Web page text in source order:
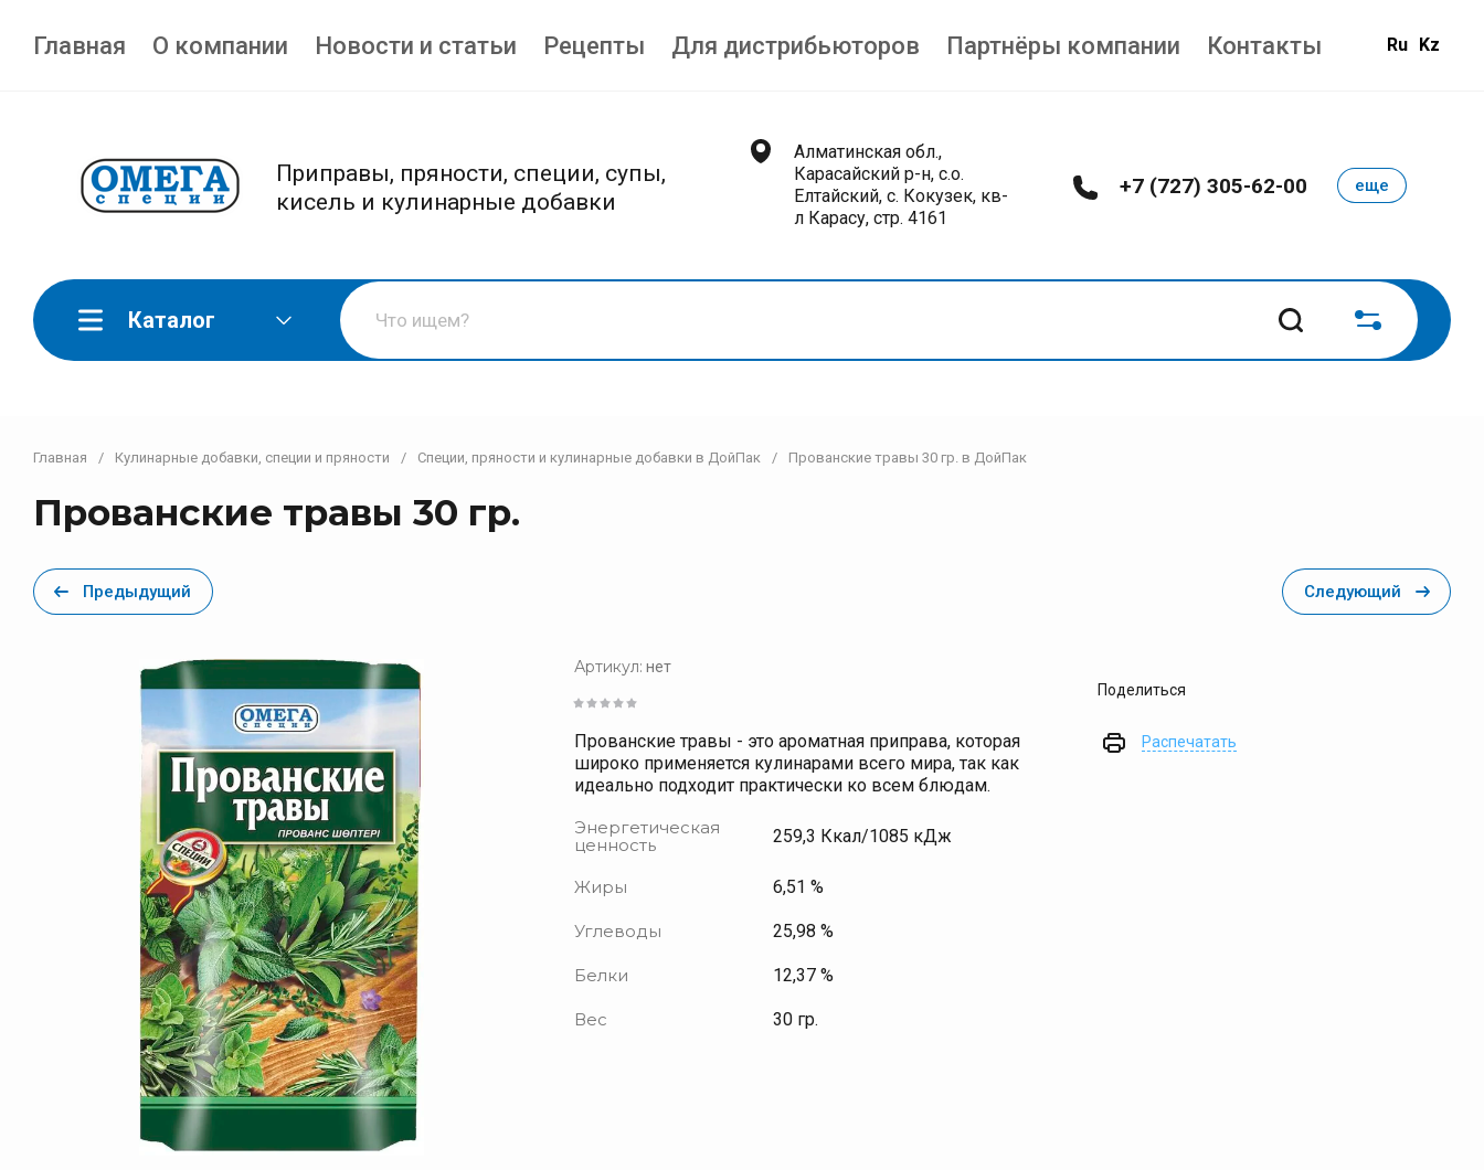
Главная О компании Новости и статьи Рецепты Для дистрибьюторов Партнёры компании Контакты Ru Kz
Приправы, пряности, специи, супы,
кисель и кулинарные добавки
Алматинская обл.,
Карасайский р-н, с.о.
Елтайский, с. Кокузек, кв-
л Карасу, стр. 4161
+7 (727) 305-62-00 еще
Красный
Приправы 30 гр. Premium
Продукция в тубах
Каталог
Главная / Кулинарные добавки, специи и пряности / Специи, пряности и кулинарные добавки в ДойПак / Прованские травы 30 гр. в ДойПак
Прованские травы 30 гр.
Предыдущий Следующий
Артикул: нет
Прованские травы - это ароматная приправа, которая
широко применяется кулинарами всего мира, так как
идеально подходит практически ко всем блюдам.
Энергетическая
ценность
259,3 Ккал/1085 кДж
Жиры 6,51 %
Углеводы 25,98 %
Белки 12,37 %
Вес 30 гр.
Поделиться
Распечатать